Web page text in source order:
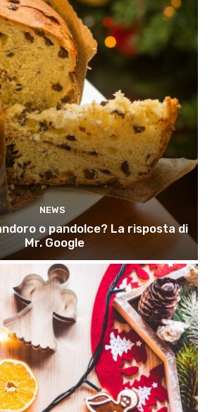
NEWS
o pandolce? La risposta di
Mr. Google